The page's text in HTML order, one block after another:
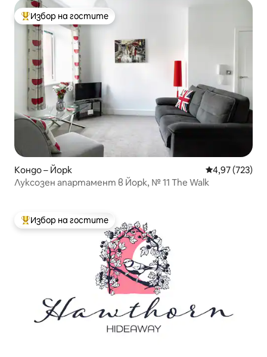
Най-популярен избор на гостите
Избор на гостите
Кондо – Йорк Средна
4,97 (723)
Луксозен апартамент в Йорк, № 11 The Walk
Най-популярен избор на гостите
Избор на гостите